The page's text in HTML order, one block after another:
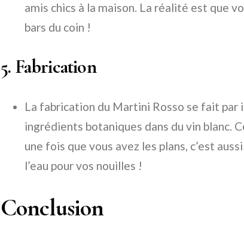
amis chics à la maison. La réalité est que
bars du coin !
5. Fabrication
La fabrication du Martini Rosso se fait
ingrédients botaniques dans du vin blanc.
une fois que vous avez les plans, c’est
l’eau pour vos nouilles !
Conclusion